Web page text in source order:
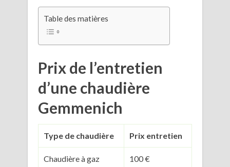
Table des matières
Prix de l’entretien
d’une chaudière
Gemmenich
Type de chaudière Prix entretien
Chaudière à gaz 100 €